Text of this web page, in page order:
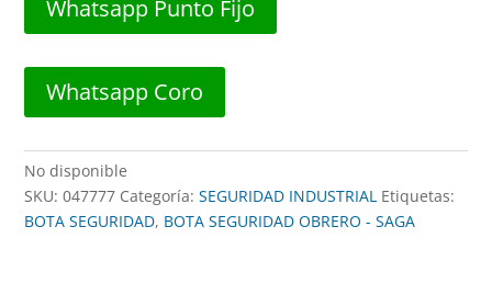
Whatsapp Punto Fijo
Whatsapp Coro
No disponible
SKU:047777 Categoría:SEGURIDAD INDUSTRIAL Etiquetas:
BOTA SEGURIDAD, BOTA SEGURIDAD OBRERO - SAGA